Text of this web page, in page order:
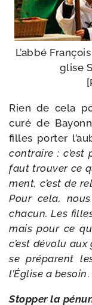
L’abbé
glise
Rien de cela
curé de
filles por­ter
contraire : c’est
faut trou­ver ce
ment, c’est de
Pour cela,
cha­cun. Les
mais pour ce
c’est dévo­lu
se pré­parent
l’Église a besoin
Stopper la